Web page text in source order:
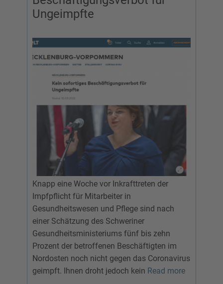
Ungeimpfte
Knapp eine Woche vor Inkrafttreten der
Impfpflicht für Mitarbeiter in
Gesundheitswesen und Pflege sind nach
einer Schätzung des Schweriner
Gesundheitsministeriums fünf bis zehn
Prozent der betroffenen Beschäftigten im
Nordosten noch nicht gegen das Coronavirus
geimpft. Ihnen droht jedoch kein Read more